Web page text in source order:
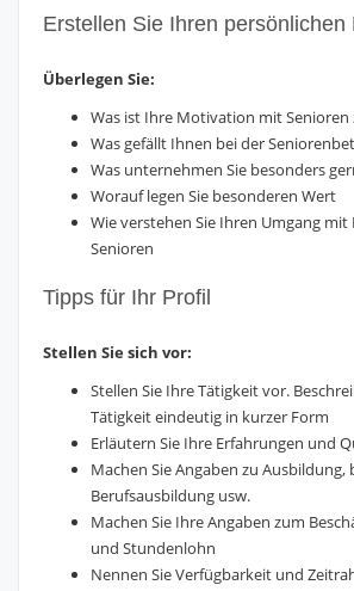
Erstellen Sie Ihren persönlichen
Überlegen Sie:
Was ist Ihre Motivation mit Senioren
Was gefällt Ihnen bei der
Was unternehmen Sie besonders
Worauf legen Sie besonderen Wert
Wie verstehen Sie Ihren Umgang mit
Senioren
Tipps für Ihr Profil
Stellen Sie sich vor:
Stellen Sie Ihre Tätigkeit vor.
Tätigkeit eindeutig in kurzer Form
Erläutern Sie Ihre Erfahrungen und
Machen Sie Angaben zu
Berufsausbildung usw.
Machen Sie Ihre Angaben zum
und Stundenlohn
Nennen Sie Verfügbarkeit und